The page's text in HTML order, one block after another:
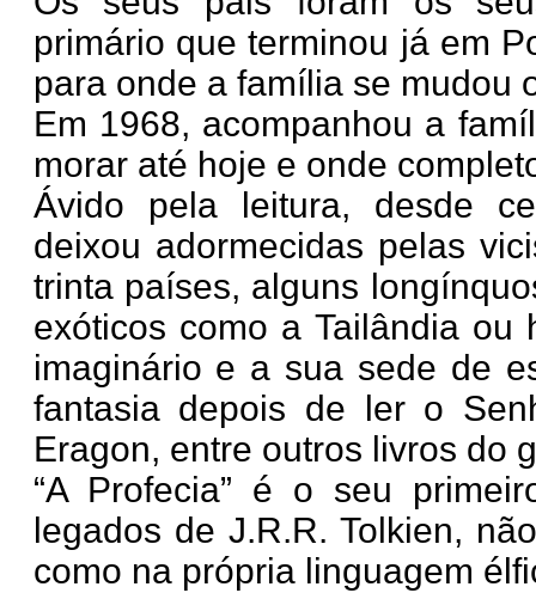
primário que terminou já em
para onde a família se mudou
Em 1968, acompanhou a
morar até hoje e onde
Ávido pela leitura, desde
deixou adormecidas pelas
trinta países, alguns
exóticos como a Tailândia ou
imaginário e a sua sede de
fantasia depois de ler o
Eragon, entre outros livros do
“A Profecia” é o seu
legados de J.R.R. Tolkien,
como na própria linguagem